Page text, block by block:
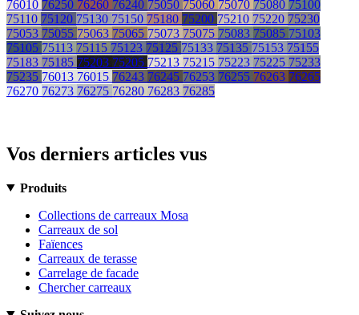
76010 76250 76260 76240 75050 75060 75070 75080 75100
75110 75120 75130 75150 75180 75200 75210 75220 75230
75053 75055 75063 75065 75073 75075 75083 75085 75103
75105 75113 75115 75123 75125 75133 75135 75153 75155
75183 75185 75203 75205 75213 75215 75223 75225 75233
75235 76013 76015 76243 76245 76253 76255 76263 76265
76270 76273 76275 76280 76283 76285
Vos derniers articles vus
Produits
Collections de carreaux Mosa
Carreaux de sol
Faïences
Carreaux de terasse
Carrelage de facade
Chercher carreaux